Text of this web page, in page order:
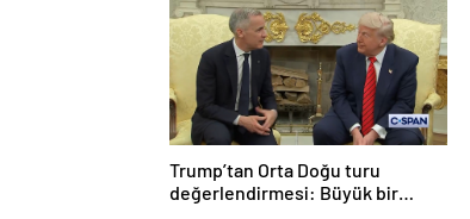
Trump’tan Orta Doğu turu
değerlendirmesi: Büyük bir